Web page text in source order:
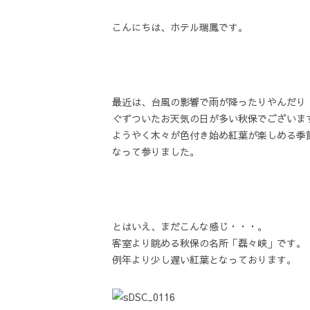
こんにちは、ホテル瑞鳳です。
最近は、台風の影響で雨が降ったりやんだり
ぐずついたお天気の日が多い秋保でございま
ようやく木々が色付き始め紅葉が楽しめる季
なって参りました。
とはいえ、まだこんな感じ・・・。
客室より眺める秋保の名所「磊々峡」です。
例年より少し遅い紅葉となっております。